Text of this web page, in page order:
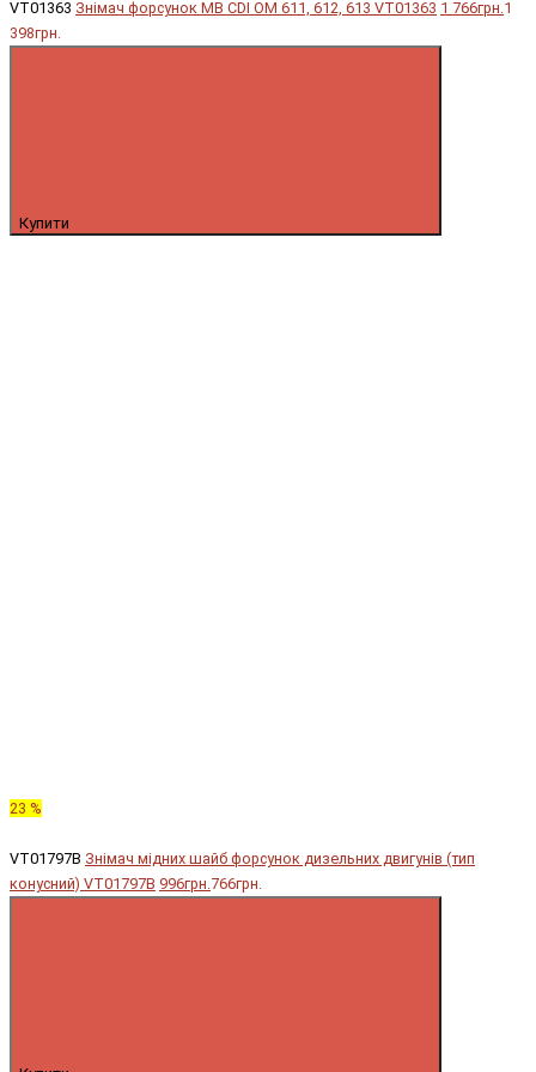
VT01363 Знімач форсунок MB CDI OM 611, 612, 613 VT01363 1 766грн.1
398грн.
Купити
23 %
VT01797B Знімач мідних шайб форсунок дизельних двигунів (тип
конусний) VT01797B 996грн.766грн.